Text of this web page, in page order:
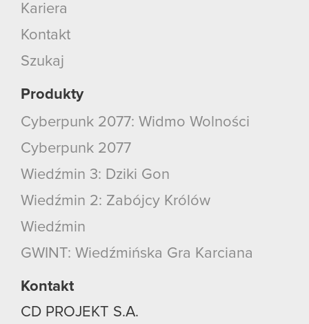
Kariera
Kontakt
Szukaj
Produkty
Cyberpunk 2077: Widmo Wolności
Cyberpunk 2077
Wiedźmin 3: Dziki Gon
Wiedźmin 2: Zabójcy Królów
Wiedźmin
GWINT: Wiedźmińska Gra Karciana
Kontakt
CD PROJEKT S.A.